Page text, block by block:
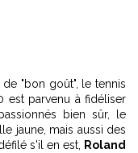
"bon goût", le tennis
est parvenu à fidéliser
bien sûr, le
jaune, mais aussi des
s'il en est,
Roland